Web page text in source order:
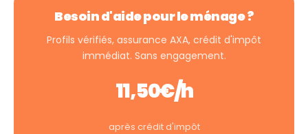
Besoin d'aide pour le ménage ?
Profils vérifiés, assurance AXA, crédit d'impôt
immédiat. Sans engagement.
11,50€/h
après crédit d'impôt